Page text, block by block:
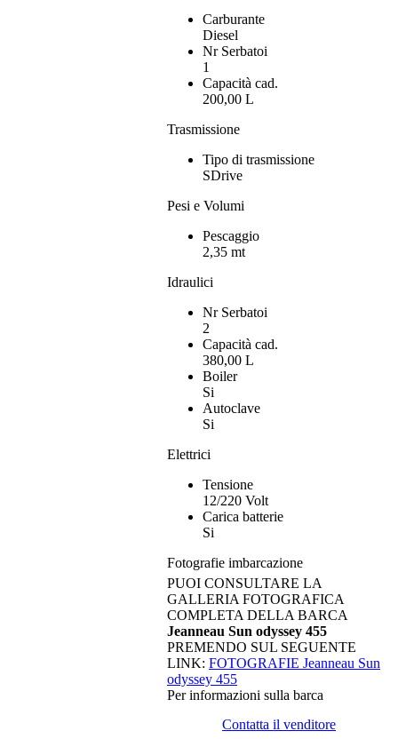
Carburante
Diesel
Nr Serbatoi
1
Capacità cad.
200,00 L
Trasmissione
Tipo di trasmissione
SDrive
Pesi e Volumi
Pescaggio
2,35 mt
Idraulici
Nr Serbatoi
2
Capacità cad.
380,00 L
Boiler
Si
Autoclave
Si
Elettrici
Tensione
12/220 Volt
Carica batterie
Si
Fotografie imbarcazione
PUOI CONSULTARE LA
GALLERIA FOTOGRAFICA
COMPLETA DELLA BARCA
Jeanneau Sun odyssey 455
PREMENDO SUL SEGUENTE
LINK: FOTOGRAFIE Jeanneau Sun
odyssey 455
Per informazioni sulla barca
Contatta il venditore